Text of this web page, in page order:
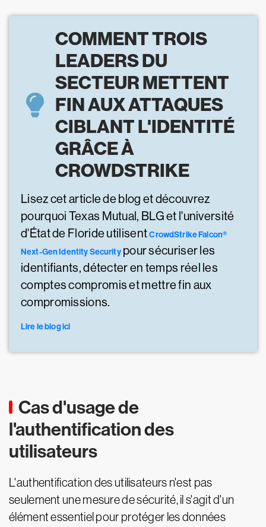
COMMENT TROIS
LEADERS DU
SECTEUR METTENT
FIN AUX ATTAQUES
CIBLANT L'IDENTITÉ
GRÂCE À
CROWDSTRIKE
Lisez cet article de blog et découvrez
pourquoi Texas Mutual, BLG et l'université
d'État de Floride utilisentCrowdStrike Falcon®
Next-Gen Identity Securitypour sécuriser les
identifiants, détecter en temps réel les
comptes compromis et mettre fin aux
compromissions.
Lire le blog ici
Cas d'usage de
l'authentification des
utilisateurs
L'authentification des utilisateurs n'est pas
seulement une mesure de sécurité, il s'agit d'un
élément essentiel pour protéger les données